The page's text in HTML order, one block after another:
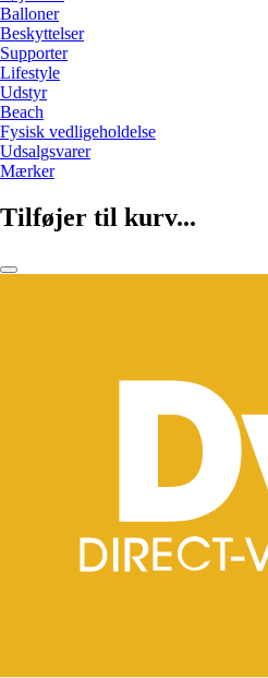
Balloner
Beskyttelser
Supporter
Lifestyle
Udstyr
Beach
Fysisk vedligeholdelse
Udsalgsvarer
Mærker
Tilføjer til kurv...